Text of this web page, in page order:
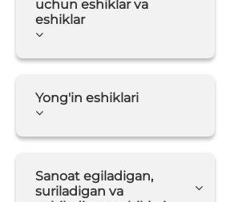
uchun eshiklar va
eshiklar
Yong'in eshiklari
Sanoat egiladigan,
suriladigan va